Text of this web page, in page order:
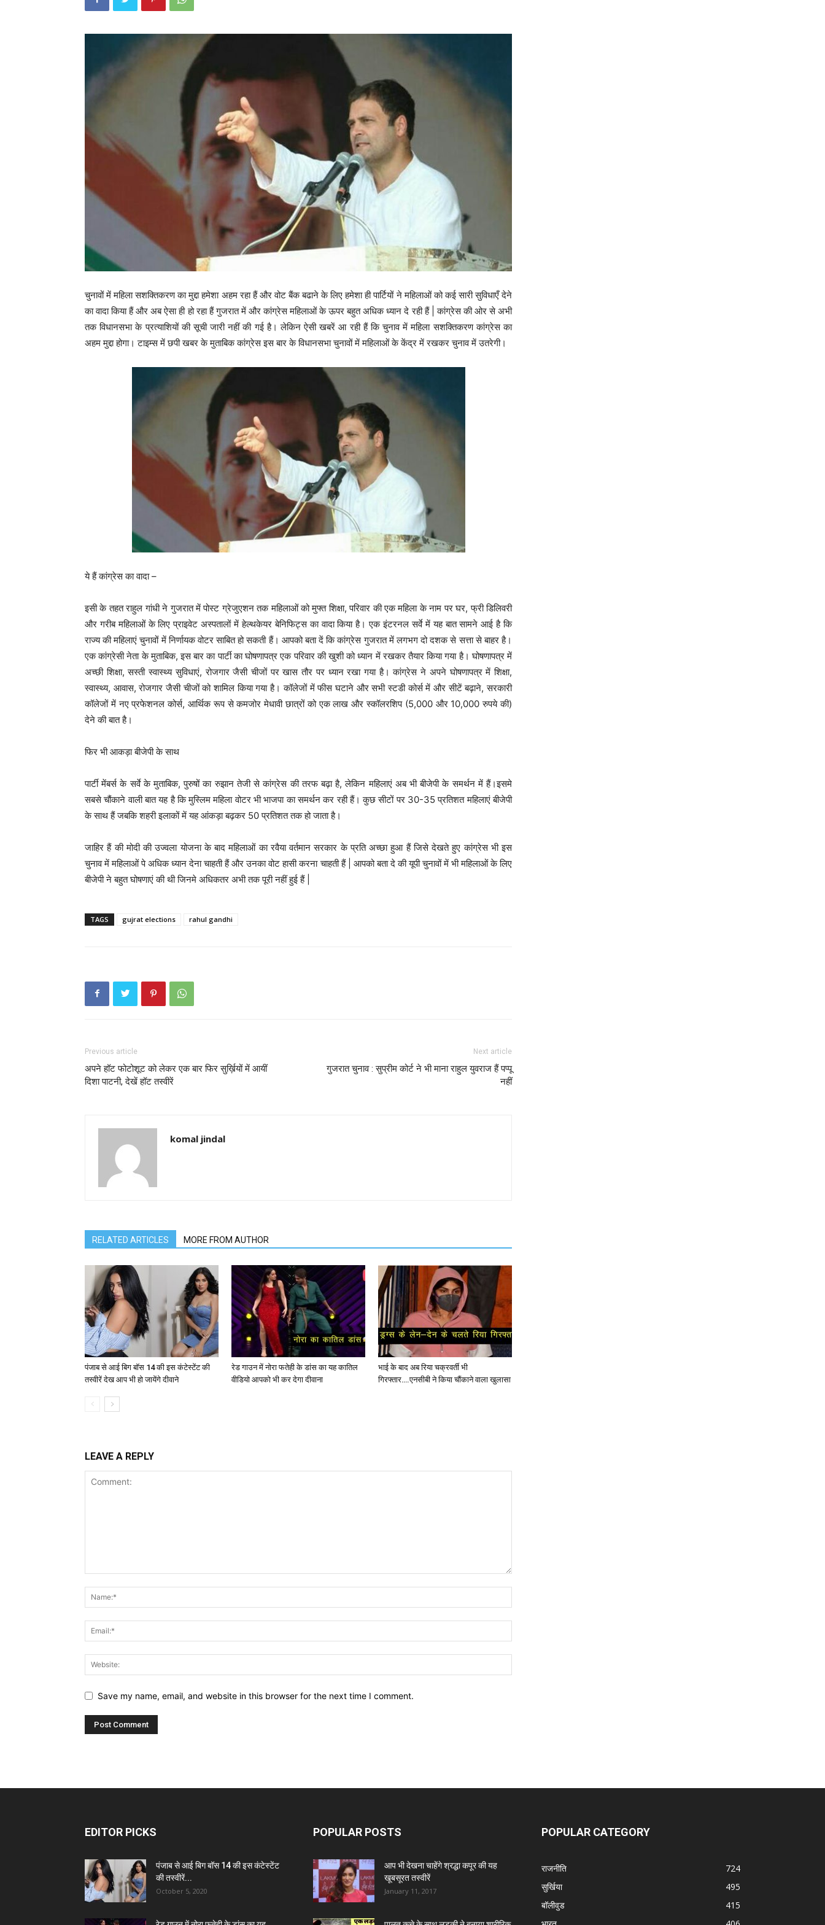
चुनावों में महिला सशक्तिकरण का मुद्दा हमेशा अहम रहा हैं और वोट बैंक बढाने के लिए हमेशा ही पार्टियों ने महिलाओं को कई सारी सुविधाएँ देने
का वादा किया हैं और अब ऐसा ही हो रहा हैं गुजरात में और कांग्रेस महिलाओं के ऊपर बहुत अधिक ध्यान दे रही हैं | कांग्रेस की ओर से अभी
तक विधानसभा के प्रत्याशियों की सूची जारी नहीं की गई है। लेकिन ऐसी खबरें आ रही हैं कि चुनाव में महिला सशक्तिकरण कांग्रेस का
अहम मुद्दा होगा। टाइम्स में छपी खबर के मुताबिक कांग्रेस इस बार के विधानसभा चुनावों में महिलाओं के केंद्र में रखकर चुनाव में उतरेगी।
ये हैं कांग्रेस का वादा –
इसी के तहत राहुल गांधी ने गुजरात में पोस्ट ग्रेजुएशन तक महिलाओं को मुफ्त शिक्षा, परिवार की एक महिला के नाम पर घर, फ्री डिलिवरी
और गरीब महिलाओं के लिए प्राइवेट अस्पतालों में हेल्थकेयर बेनिफिट्स का वादा किया है। एक इंटरनल सर्वे में यह बात सामने आई है कि
राज्य की महिलाएं चुनावों में निर्णायक वोटर साबित हो सकती हैं। आपको बता दें कि कांग्रेस गुजरात में लगभग दो दशक से सत्ता से बाहर है।
एक कांग्रेसी नेता के मुताबिक, इस बार का पार्टी का घोषणापत्र एक परिवार की खुशी को ध्यान में रखकर तैयार किया गया है। घोषणापत्र में
अच्छी शिक्षा, सस्ती स्वास्थ्य सुविधाएं, रोजगार जैसी चीजों पर खास तौर पर ध्यान रखा गया है। कांग्रेस ने अपने घोषणापत्र में शिक्षा,
स्वास्थ्य, आवास, रोजगार जैसी चीजों को शामिल किया गया है। कॉलेजों में फीस घटाने और सभी स्टडी कोर्स में और सीटें बढ़ाने, सरकारी
कॉलेजों में नए प्रफेशनल कोर्स, आर्थिक रूप से कमजोर मेधावी छात्रों को एक लाख और स्कॉलरशिप (5,000 और 10,000 रुपये की)
देने की बात है।
फिर भी आकड़ा बीजेपी के साथ
पार्टी मेंबर्स के सर्वे के मुताबिक, पुरुषों का रुझान तेजी से कांग्रेस की तरफ बढ़ा है, लेकिन महिलाएं अब भी बीजेपी के समर्थन में हैं।इसमे
सबसे चौंकाने वाली बात यह है कि मुस्लिम महिला वोटर भी भाजपा का समर्थन कर रही हैं। कुछ सीटों पर 30-35 प्रतिशत महिलाएं बीजेपी
के साथ हैं जबकि शहरी इलाकों में यह आंकड़ा बढ़कर 50 प्रतिशत तक हो जाता है।
जाहिर हैं की मोदी की उज्वला योजना के बाद महिलाओं का रवैया वर्तमान सरकार के प्रति अच्छा हुआ हैं जिसे देखते हुए कांग्रेस भी इस
चुनाव में महिलाओं पे अधिक ध्यान देना चाहती हैं और उनका वोट हासी करना चाहती हैं | आपको बता दे की यूपी चुनावों में भी महिलाओं के लिए
बीजेपी ने बहुत घोषणाएं की थी जिनमे अधिकतर अभी तक पूरी नहीं हुई हैं |
TAGS gujrat elections rahul gandhi
Previous article
अपने हॉट फोटोशूट को लेकर एक बार फिर सुर्ख़ियों में आयीं
दिशा पाटनी, देखें हॉट तस्वीरें
Next article
गुजरात चुनाव : सुप्रीम कोर्ट ने भी माना राहुल युवराज हैं पप्पू
नहीं
komal jindal
RELATED ARTICLES MORE FROM AUTHOR
पंजाब से आई बिग बॉस 14 की इस कंटेस्टेंट की
तस्वीरें देख आप भी हो जायेंगे दीवाने
रेड गाउन में नोरा फतेही के डांस का यह कातिल
वीडियो आपको भी कर देगा दीवाना
भाई के बाद अब रिया चक्रवर्ती भी
गिरफ्तार….एनसीबी ने किया चौंकाने वाला खुलासा
LEAVE A REPLY
Save my name, email, and website in this browser for the next time I comment.
EDITOR PICKS
पंजाब से आई बिग बॉस 14 की इस कंटेस्टेंट
की तस्वीरें...
October 5, 2020
POPULAR POSTS
आप भी देखना चाहेंगे श्रद्धा कपूर की यह
खूबसूरत तस्वीरें
January 11, 2017
POPULAR CATEGORY
राजनीति
724
सुर्खिया
495
बॉलीवुड
415